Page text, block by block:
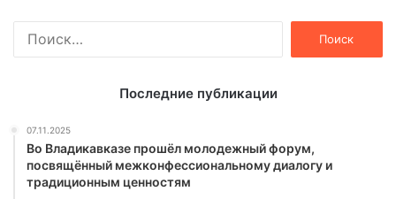
Последние публикации
07.11.2025
Во Владикавказе прошёл молодежный форум,
посвящённый межконфессиональному диалогу и
традиционным ценностям